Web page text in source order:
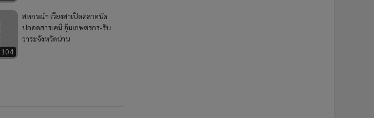
104
สหกรณ์ฯ เวียงสาเปิดตลาดนัด
ปลอดสารเคมี อุ้มเกษตรกร-รับ
วาระจังหวัดน่าน